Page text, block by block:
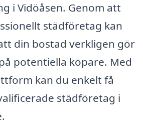
i Vidöåsen. Genom att
städföretag kan
din bostad verkligen gör
potentiella köpare. Med
kan du enkelt få
städföretag i